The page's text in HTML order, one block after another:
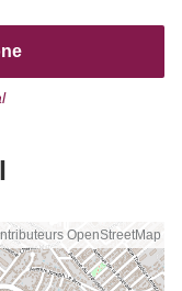
OpenStreetMap